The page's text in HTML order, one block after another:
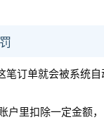
订单就会被系统
户里扣除一定金额